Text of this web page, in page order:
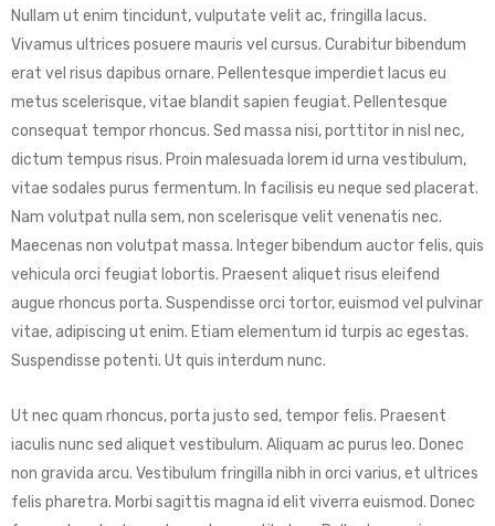
Nullam ut enim tincidunt, vulputate velit ac, fringilla lacus.
Vivamus ultrices posuere mauris vel cursus. Curabitur bibendum
erat vel risus dapibus ornare. Pellentesque imperdiet lacus eu
metus scelerisque, vitae blandit sapien feugiat. Pellentesque
consequat tempor rhoncus. Sed massa nisi, porttitor in nisl nec,
dictum tempus risus. Proin malesuada lorem id urna vestibulum,
vitae sodales purus fermentum. In facilisis eu neque sed placerat.
Nam volutpat nulla sem, non scelerisque velit venenatis nec.
Maecenas non volutpat massa. Integer bibendum auctor felis, quis
vehicula orci feugiat lobortis. Praesent aliquet risus eleifend
augue rhoncus porta. Suspendisse orci tortor, euismod vel pulvinar
vitae, adipiscing ut enim. Etiam elementum id turpis ac egestas.
Suspendisse potenti. Ut quis interdum nunc.
Ut nec quam rhoncus, porta justo sed, tempor felis. Praesent
iaculis nunc sed aliquet vestibulum. Aliquam ac purus leo. Donec
non gravida arcu. Vestibulum fringilla nibh in orci varius, et ultrices
felis pharetra. Morbi sagittis magna id elit viverra euismod. Donec